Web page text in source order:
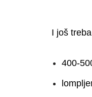
I još treba
400-